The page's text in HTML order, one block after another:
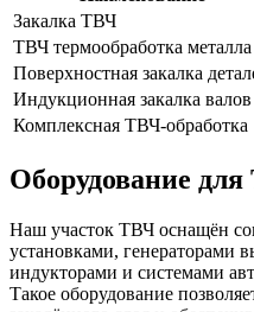
Закалка ТВЧ
ТВЧ термообработка металла
Поверхностная закалка
Индукционная закалка валов
Комплексная ТВЧ-обработка
Оборудование
Наш участок ТВЧ оснащён
установками, генераторами
индукторами и системами
Такое оборудование